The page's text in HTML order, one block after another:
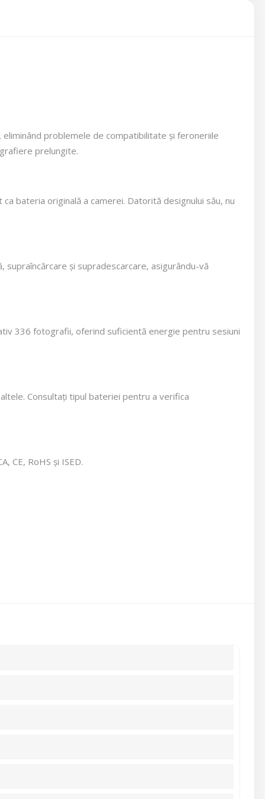
problemele de compatibilitate și feroneriile
prelungite.
bateria originală a camerei. Datorită designului său, nu
și supradescarcare, asigurându-vă
336 fotografii, oferind suficientă energie pentru sesiuni
Consultați tipul bateriei pentru a verifica
CE, RoHS și ISED.